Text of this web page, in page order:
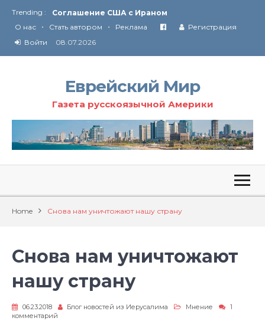
Trending :
Соглашение США с Ираном
Технология Революции в Иране
О нас • Стать автором • Реклама
Регистрация
Войти
08.07.2026
Еврейский Мир
Газета русскоязычной Америки
Home Снова нам уничтожают нашу страну
Снова нам уничтожают
нашу страну
06.23.2018 Блог новостей из Иерусалима Мнение
1
комментарий